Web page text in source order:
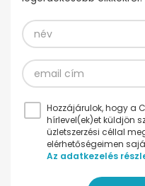
Hozzájárulok, hogy a
hírlevel(ek)et küldjön
üzletszerzési céllal
elérhetőségeimen
Az adatkezelés